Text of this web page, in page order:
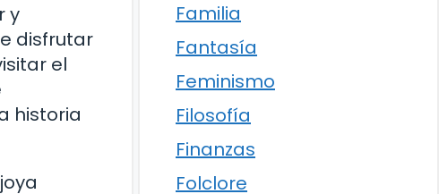
y
disfrutar
el
historia
Familia
Fantasía
Feminismo
Filosofía
Finanzas
Folclore